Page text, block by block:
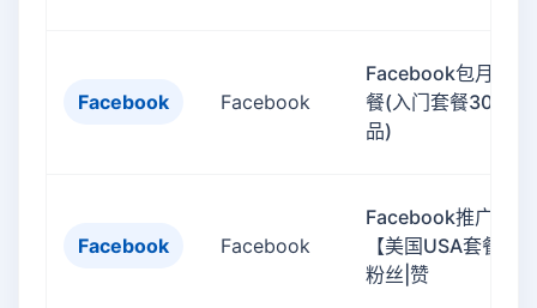
Facebook Facebook
Facebook包月赞套
餐(入门套餐30新作
品)
Facebook Facebook
Facebook推广
【美国USA套餐】
粉丝|赞